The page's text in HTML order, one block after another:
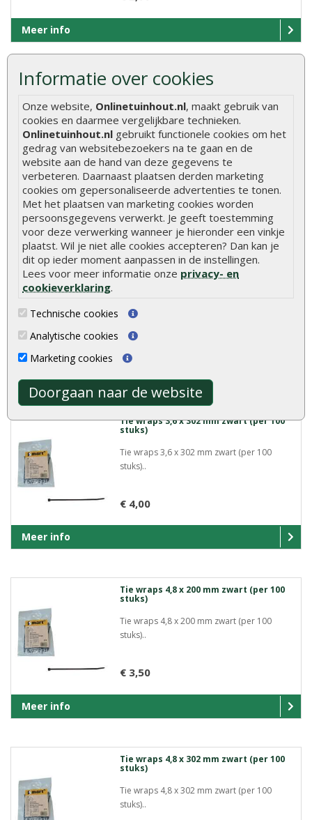
Informatie over cookies
Onze website, Onlinetuinhout.nl, maakt gebruik van
cookies en daarmee vergelijkbare technieken.
Onlinetuinhout.nl gebruikt functionele cookies om het
gedrag van websitebezoekers na te gaan en de
website aan de hand van deze gegevens te
verbeteren. Daarnaast plaatsen derden marketing
cookies om gepersonaliseerde advertenties te tonen.
Met het plaatsen van marketing cookies worden
persoonsgegevens verwerkt. Je geeft toestemming
voor deze verwerking wanneer je hieronder een vinkje
plaatst. Wil je niet alle cookies accepteren? Dan kan je
dit op ieder moment aanpassen in de instellingen.
Lees voor meer informatie onze privacy- en
cookieverklaring.
Technische cookies
Analytische cookies
Marketing cookies
Doorgaan naar de website
Meer info
Tie wraps 3,6 x 140 mm zwart (per 100
Tie wraps 3,6 x 140 mm zwart (per 100
stuks)..
€ 2,00
Meer info
Tie wraps 3,6 x 200 mm zwart (per 100
stuks)
Tie wraps 3,6 x 200 mm zwart (per 100
€ 3,00
Meer info
Tie wraps 3,6 x 302 mm zwart (per 100
stuks)
Tie wraps 3,6 x 302 mm zwart (per 100
stuks)..
€ 4,00
Meer info
Tie wraps 4,8 x 200 mm zwart (per 100
stuks)
Tie wraps 4,8 x 200 mm zwart (per 100
stuks)..
€ 3,50
Meer info
Tie wraps 4,8 x 302 mm zwart (per 100
stuks)
Tie wraps 4,8 x 302 mm zwart (per 100
stuks)..